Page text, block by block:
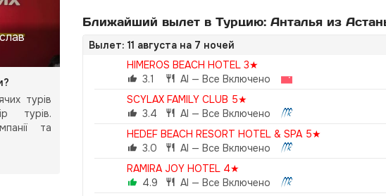
турів
турів.
та
Ближайший вылет в Турцию: Анталья из
Вылет: 11 августа на 7 ночей
HIMEROS BEACH HOTEL 3★
3.1
AI — Все Включено
SCYLAX FAMILY CLUB 5★
3.4
AI — Все Включено
HEDEF BEACH RESORT HOTEL & SPA 5★
3.0
AI — Все Включено
RAMIRA JOY HOTEL 4★
4.9
AI — Все Включено